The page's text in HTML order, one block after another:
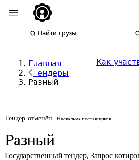
Найти грузы
Главная
Тендеры
Разный
Как
Тендер отменён Несколько поставщиков
Разный
Государственный тендер, Запрос